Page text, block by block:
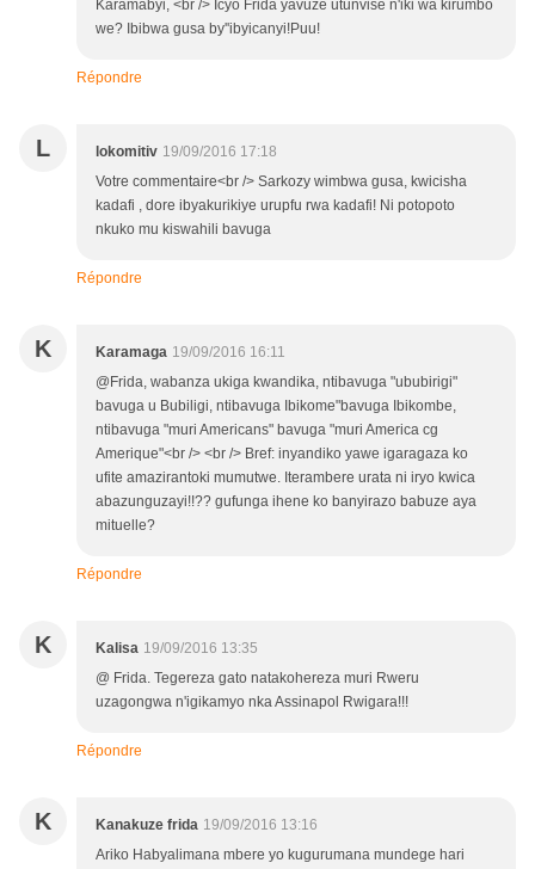
Karamabyi, <br /> Icyo Frida yavuze utunvise n'iki wa kirumbo
we? Ibibwa gusa by''ibyicanyi!Puu!
Répondre
L lokomitiv 19/09/2016 17:18
Votre commentaire<br /> Sarkozy wimbwa gusa, kwicisha
kadafi , dore ibyakurikiye urupfu rwa kadafi! Ni potopoto
nkuko mu kiswahili bavuga
Répondre
K Karamaga 19/09/2016 16:11
@Frida, wabanza ukiga kwandika, ntibavuga "ububirigi"
bavuga u Bubiligi, ntibavuga Ibikome"bavuga Ibikombe,
ntibavuga "muri Americans" bavuga "muri America cg
Amerique"<br /> <br /> Bref: inyandiko yawe igaragaza ko
ufite amazirantoki mumutwe. Iterambere urata ni iryo kwica
abazunguzayi!!?? gufunga ihene ko banyirazo babuze aya
mituelle?
Répondre
K Kalisa 19/09/2016 13:35
@ Frida. Tegereza gato natakohereza muri Rweru
uzagongwa n'igikamyo nka Assinapol Rwigara!!!
Répondre
K Kanakuze frida 19/09/2016 13:16
Ariko Habyalimana mbere yo kugurumana mundege hari